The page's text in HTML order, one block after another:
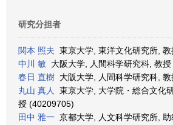
研究分担者
関本 照夫 東京大学, 東洋文化研究所,
中川 敏 大阪大学, 人間科学研究科, 教
春日 直樹 大阪大学, 人間科学研究科,
丸山 真人
東京大学, 大学院・総合文化
授 (40209705)
田中 雅一 京都大学, 人文科学研究所,